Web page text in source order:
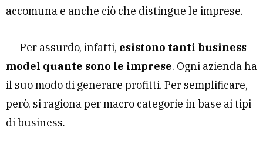
accomuna e anche ciò che distingue le imprese.
Per assurdo, infatti, esistono tanti business
model quante sono le imprese. Ogni azienda ha
il suo modo di generare profitti. Per semplificare,
però, si ragiona per macro categorie in base ai tipi
di business.